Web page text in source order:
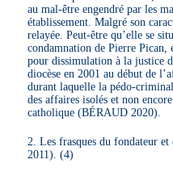
au mal-être engendré par les
établissement. Malgré son
relayée. Peut-être qu’elle se
condamnation de Pierre Pican,
pour dissimulation à la justice
diocèse en 2001 au début de
durant laquelle la pédo-
des affaires isolés et non
catholique (BÉRAUD 2020).
2. Les frasques du fondateur
2011). (4)